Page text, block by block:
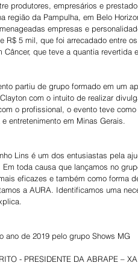
produtores, empresários e
região da Pampulha, em Belo
empresas e
R$ 5 mil, que foi arrecadado entre
Câncer, que teve a quantia revertida
partiu de grupo formado em um
com o intuito de realizar
o profissional, o evento teve
entretenimento em Minas Gerais.
Lins é um dos entusiastas pela
toda causa que lançamos no
eficazes e também como forma
a AURA. Identificamos uma
ano de 2019 pelo grupo Shows MG
- PRESIDENTE DA ABRAPE –